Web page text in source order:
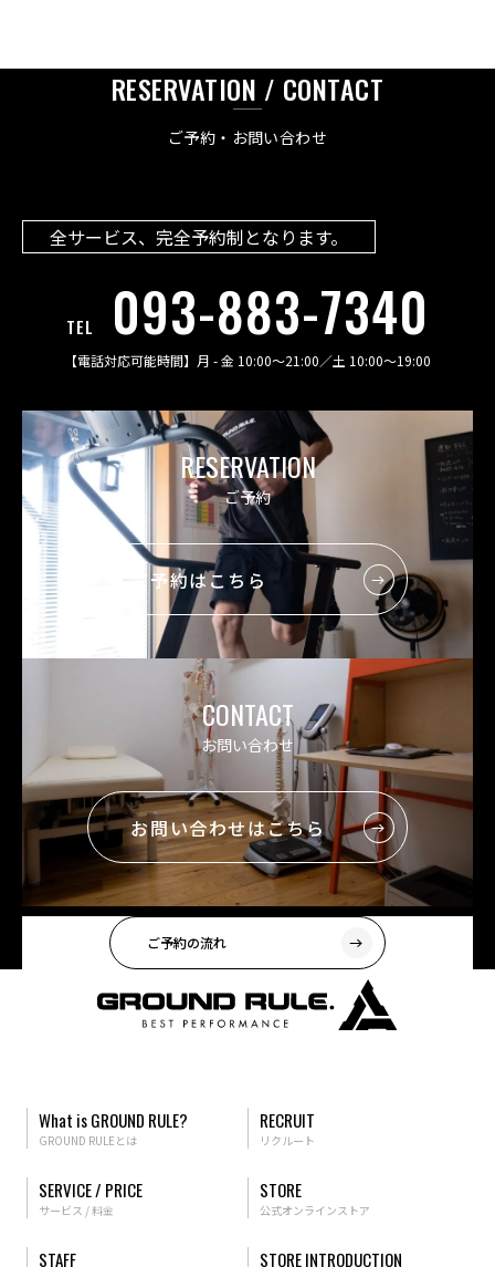
RESERVATION / CONTACT
ご予約・お問い合わせ
全サービス、完全予約制となります。
TEL 093-883-7340
【電話対応可能時間】 月 - 金 10:00〜21:00／土 10:00〜19:00
RESERVATION
ご予約
ご予約はこちら
CONTACT
お問い合わせ
お問い合わせはこちら
ご予約の流れ
What is GROUND RULE?
GROUND RULEとは
SERVICE / PRICE
サービス / 料金
STAFF
RECRUIT
リクルート
STORE
公式オンラインストア
STORE INTRODUCTION